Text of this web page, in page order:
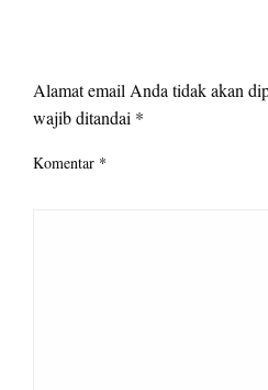
Alamat email Anda tidak akan
wajib ditandai *
Komentar *